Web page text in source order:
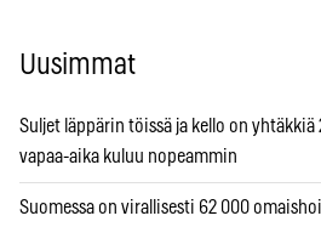
Uusimmat
Suljet läppärin töissä ja kello on
vapaa-aika kuluu nopeammin
Suomessa on virallisesti 62 000